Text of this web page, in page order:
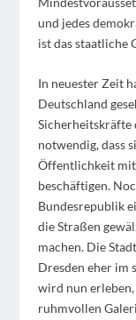
und jedes
ist das staatliche
In neuester Zeit
Deutschland
Sicherheitskräfte
notwendig, dass
Öffentlichkeit mit
beschäftigen.
Bundesrepublik
die Straßen
machen. Die
Dresden eher im
wird nun
ruhmvollen